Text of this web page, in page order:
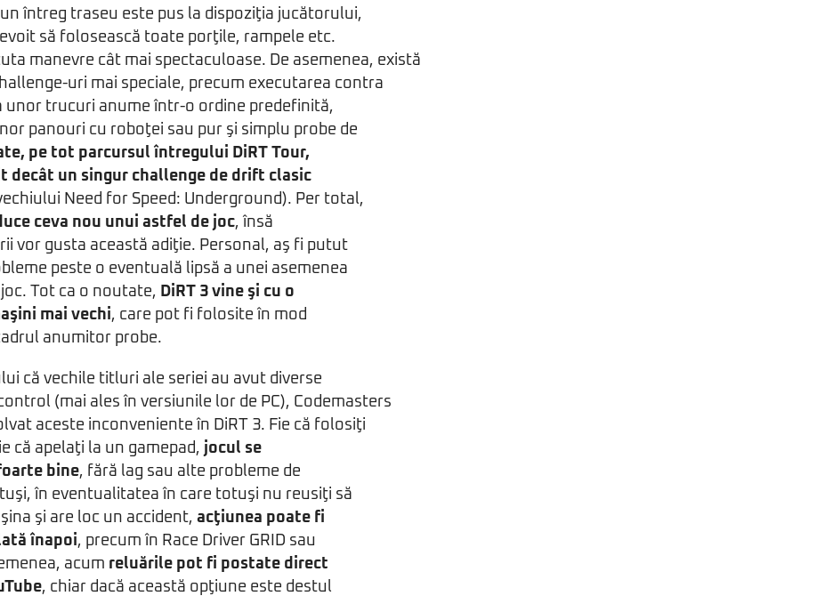
întreg traseu este pus la dispoziţia jucătorului,
să folosească toate porţile, rampele etc.
manevre cât mai spectaculoase. De asemenea, există
uri mai speciale, precum executarea contra
unor trucuri anume într-o ordine predefinită,
panouri cu roboţei sau pur şi simplu probe de
pe tot parcursul întregului DiRT Tour,
decât un singur challenge de drift clasic
Need for Speed: Underground). Per total,
ceva nou unui astfel de joc, însă
vor gusta această adiţie. Personal, aş fi putut
peste o eventuală lipsă a unei asemenea
Tot ca o noutate, DiRT 3 vine şi cu o
mai vechi, care pot fi folosite în mod
anumitor probe.
că vechile titluri ale seriei au avut diverse
(mai ales în versiunile lor de PC), Codemasters
aceste inconveniente în DiRT 3. Fie că folosiţi
că apelaţi la un gamepad, jocul se
bine, fără lag sau alte probleme de
în eventualitatea în care totuşi nu reusiţi să
şi are loc un accident, acţiunea poate fi
înapoi, precum în Race Driver GRID sau
acum reluările pot fi postate direct
, chiar dacă această opţiune este destul